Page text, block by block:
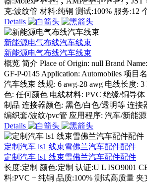
克:波纹管 材料:纯铜 测试:100% 服务:12
Details
新能源电气布线汽车线束
新能源电气布线汽车线束
概览 简介 Place of Origin: null Brand
GF-P-0145 Application: Automobiles 项目
汽车线束 线规: 6 awg-28 awg 电线长度:
色: 任何颜色 电线材料: PVC 绝缘/铜导
制品 连接器颜色: 黑色/白色/透明等 连接
编织套/波纹/pvc管 应用程序: 汽车/新能
Details
定制汽车 ls1 线束雪佛兰汽车配件配件
定制汽车 ls1 线束雪佛兰汽车配件配件
长度:定制 颜色:定制 认证:U L ISO9001
料:PVC + 纯铜 品质:100% 测试高质量